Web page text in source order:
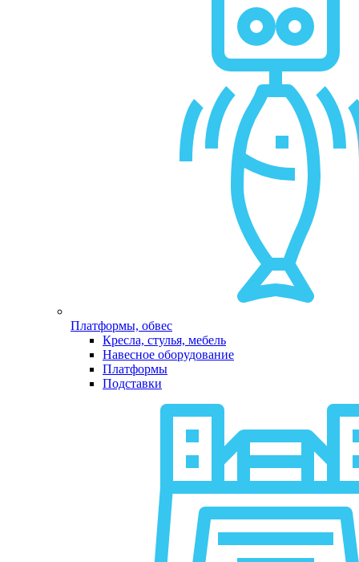
Платформы, обвес
Кресла, стулья, мебель
Навесное оборудование
Платформы
Подставки